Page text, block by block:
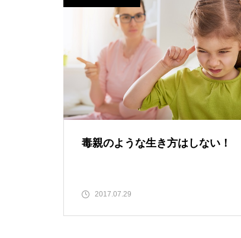
毒親のような生き方はしない！
2017.07.29